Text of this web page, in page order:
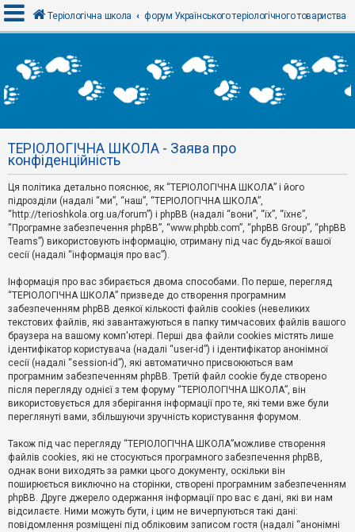
х
і
Р
е
с
т
р
а
ц
і
я
Т
е
м
и
б
е
з
в
і
д
о
і
д
е
й
А
Теріологічна школа форум Українського теріологічного товариства
ТЕРІОЛОГІЧНА ШКОЛА - Заява про
конфіденційність
Ця політика детально пояснює, як “ТЕРІОЛОГІЧНА ШКОЛА” і його
підрозділи (надалі “ми”, “наш”, “ТЕРІОЛОГІЧНА ШКОЛА”,
“http://terioshkola.org.ua/forum”) і phpBB (надалі “вони”, “їх”, “їхнє”,
“Програмне забезпечення phpBB”, “www.phpbb.com”, “phpBB Group”, “phpBB
Teams”) використовують інформацію, отриману під час будь-якої вашої
сесії (надалі “інформація про вас”).
Інформація про вас збирається двома способами. По перше, перегляд
“ТЕРІОЛОГІЧНА ШКОЛА” призведе до створення програмним
забезпеченням phpBB деякої кількості файлів cookies (невеликих
текстових файлів, які завантажуються в папку тимчасових файлів вашого
браузера на вашому комп'ютері. Перші два файли cookies містять лише
ідентифікатор користувача (надалі “user-id”) і ідентифікатор анонімної
сесії (надалі “session-id”), які автоматично присвоюються вам
програмним забезпеченням phpBB. Третій файл cookie буде створено
після перегляду однієї з тем форуму “ТЕРІОЛОГІЧНА ШКОЛА”, він
використовується для зберігання інформації про те, які теми вже були
переглянуті вами, збільшуючи зручність користування форумом.
Також під час перегляду “ТЕРІОЛОГІЧНА ШКОЛА”можливе створення
файлів cookies, які не стосуються програмного забезпечення phpBB,
однак вони виходять за рамки цього документу, оскільки він
поширюється виключно на сторінки, створені програмним забезпеченням
phpBB. Друге джерело одержання інформації про вас є дані, які ви нам
відсилаєте. Ними можуть бути, і цим не вичерпуються такі дані:
повідомлення розміщені під обліковим записом гостя (надалі “анонімні